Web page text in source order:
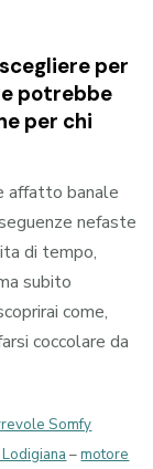
per
potrebbe
per chi
affatto banale
nefaste
di tempo,
subito
come,
coccolare da
Somfy
–motore